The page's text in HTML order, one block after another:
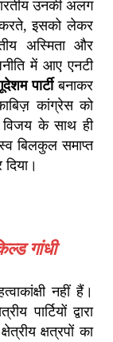
उनकी अलग
करते, इसको लेकर
अस्मिता और
में आए एनटी
पार्टीबनाकर
कांग्रेस को
के साथ ही
बिलकुल समाप्त
गांधी
नहीं हैं।
पार्टियों द्वारा
क्षत्रपों का